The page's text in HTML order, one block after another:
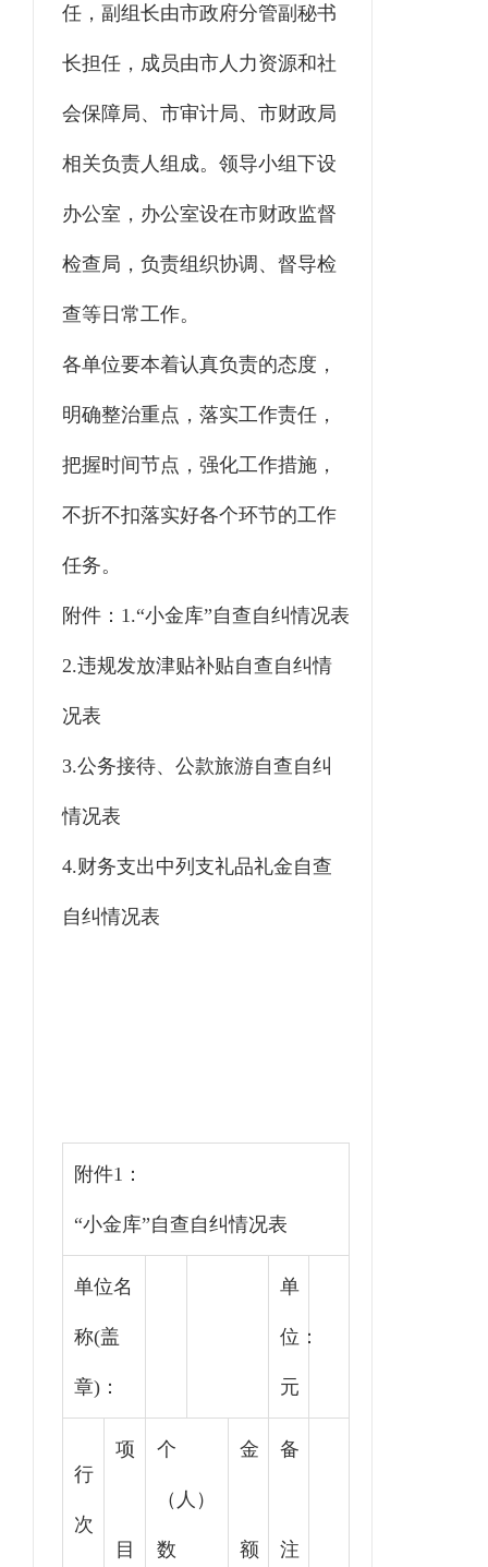
任，副组长由市政府分管副秘书
长担任，成员由市人力资源和社
会保障局、市审计局、市财政局
相关负责人组成。领导小组下设
办公室，办公室设在市财政监督
检查局，负责组织协调、督导检
查等日常工作。
各单位要本着认真负责的态度，
明确整治重点，落实工作责任，
把握时间节点，强化工作措施，
不折不扣落实好各个环节的工作
任务。
附件：1.“小金库”自查自纠情况表
2.违规发放津贴补贴自查自纠情
况表
3.公务接待、公款旅游自查自纠
情况表
4.财务支出中列支礼品礼金自查
自纠情况表
附件1：
“小金库”自查自纠情况表
单位名
称(盖
章)：
单
位：
元
行
次
项
目
个
（人）
数
金
额
备
注